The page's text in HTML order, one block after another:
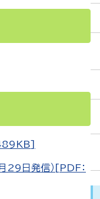
489KB]
29日発信）[PDF：